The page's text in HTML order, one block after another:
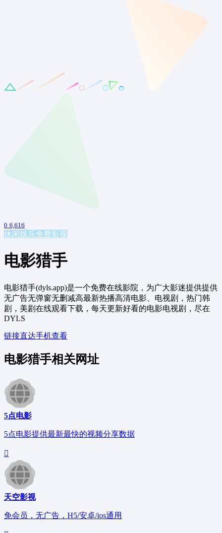
0 6,616
休闲娱乐免费影视
电影猎手
电影猎手(dyls.app)是一个免费在线影院，为广大影迷提供提供
无广告无弹窗无删减高最新热播高清电影、电视剧，热门韩
剧，美剧在线观看下载，每天更新好看的电影电视剧，尽在
DYLS
链接直达手机查看
电影猎手相关网址
5点电影
5点电影提供最新最快的视频分享数据
天空影视
免会员，无广告，H5/安卓/ios通用